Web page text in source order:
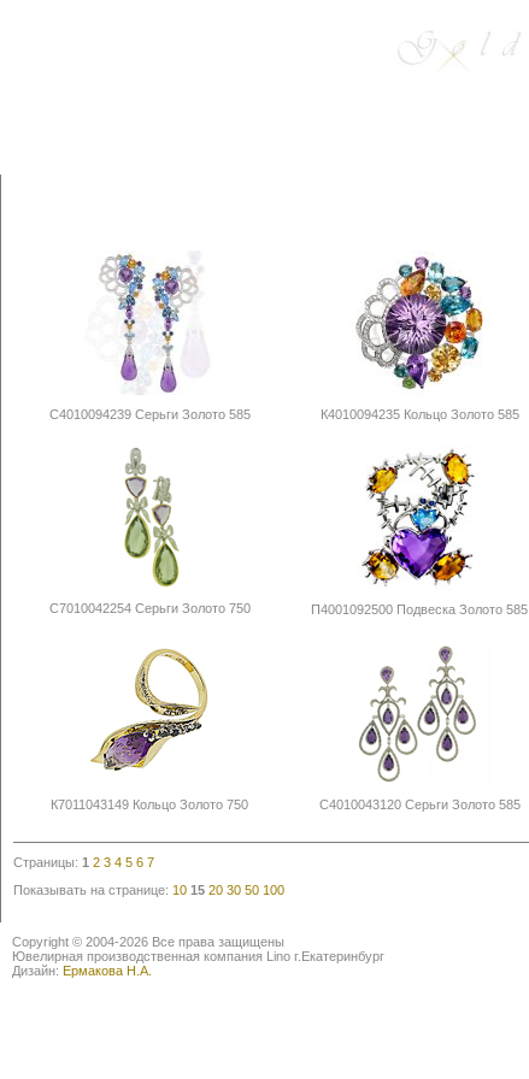
С4010094239 Серьги Золото 585 К4010094235 Кольцо Золото 585
С7010042254 Серьги Золото 750 П4001092500 Подвеска Золото 585
К7011043149 Кольцо Золото 750 С4010043120 Серьги Золото 585
Страницы: 1 2 3 4 5 6 7
Показывать на странице: 10 15 20 30 50 100
Copyright © 2004-2026 Все права защищены
Ювелирная производственная компания Lino г.Екатеринбург
Дизайн: Ермакова Н.А.